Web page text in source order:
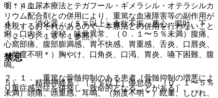
１．４． 本療法とテガフール・ギメラシル・オテラシルカ
リウム配合剤との併用により、重篤な血液障害等の副作用が
発現するおそれがあるので、本療法との併用を行わないこと
〔２．５、１０．１参照〕。
禁忌
２．１． 重篤な骨髄抑制のある患者［骨髄抑制の増悪によ
り重症感染症を併発し、致命的となることがある］。
明＊）血尿。
４）． 消化器：（５％以上）食欲不振、悪心・嘔吐、下
痢、口内炎、便秘、味覚異常、（０．１〜５％未満）腹痛、
心窩部痛、腹部膨満感、胃不快感、胃重感、舌炎、口唇炎、
（頻度不明＊）胸やけ、口角炎、口渇、胃炎、嚥下困難、腹
鳴。
５）． 精神神経系：（５％以上）倦怠感、（０．１〜５％
未満）頭痛、頭重感、耳鳴、（頻度不明＊）眩暈、しびれ、